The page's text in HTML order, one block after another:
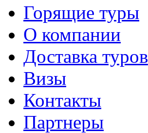
Горящие туры
О компании
Доставка туров
Визы
Контакты
Партнеры